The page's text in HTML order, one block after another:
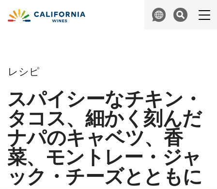
Search
レシピ
スパイシーなチキン・
タコス、細かく刻んだ
ナパのキャベツ、香
菜、モントレー・ジャ
ック・チーズとともに